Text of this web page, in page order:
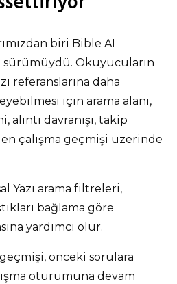
biri Bible AI
sürümüydü. Okuyucuların
referanslarına daha
için arama alanı,
davranışı, takip
çalışma geçmişi üzerinde
Yazı arama filtreleri,
bağlama göre
yardımcı olur.
önceki sorulara
oturumuna devam